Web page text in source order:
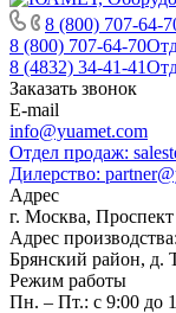
8 (800) 707-64-
8 (800) 707-64-70
8 (4832) 34-41-41
Заказать звонок
E-mail
info@yuamet.com
Отдел продаж:
Дилерство:
Адрес
г. Москва,
Адрес производства:
Брянский район, д.
Режим работы
Пн. – Пт.: с 9:00 до